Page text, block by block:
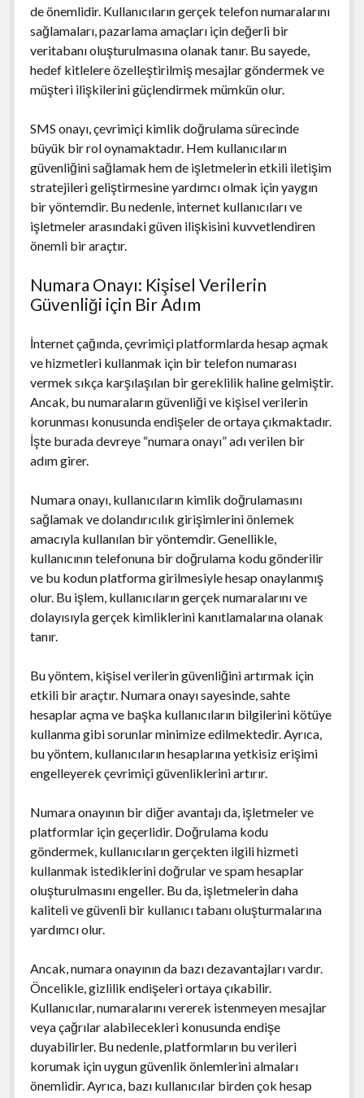
de önemlidir. Kullanıcıların gerçek telefon numaralarını
sağlamaları, pazarlama amaçları için değerli bir
veritabanı oluşturulmasına olanak tanır. Bu sayede,
hedef kitlelere özelleştirilmiş mesajlar göndermek ve
müşteri ilişkilerini güçlendirmek mümkün olur.
SMS onayı, çevrimiçi kimlik doğrulama sürecinde
büyük bir rol oynamaktadır. Hem kullanıcıların
güvenliğini sağlamak hem de işletmelerin etkili iletişim
stratejileri geliştirmesine yardımcı olmak için yaygın
bir yöntemdir. Bu nedenle, internet kullanıcıları ve
işletmeler arasındaki güven ilişkisini kuvvetlendiren
önemli bir araçtır.
Numara Onayı: Kişisel Verilerin
Güvenliği için Bir Adım
İnternet çağında, çevrimiçi platformlarda hesap açmak
ve hizmetleri kullanmak için bir telefon numarası
vermek sıkça karşılaşılan bir gereklilik haline gelmiştir.
Ancak, bu numaraların güvenliği ve kişisel verilerin
korunması konusunda endişeler de ortaya çıkmaktadır.
İşte burada devreye “numara onayı” adı verilen bir
adım girer.
Numara onayı, kullanıcıların kimlik doğrulamasını
sağlamak ve dolandırıcılık girişimlerini önlemek
amacıyla kullanılan bir yöntemdir. Genellikle,
kullanıcının telefonuna bir doğrulama kodu gönderilir
ve bu kodun platforma girilmesiyle hesap onaylanmış
olur. Bu işlem, kullanıcıların gerçek numaralarını ve
dolayısıyla gerçek kimliklerini kanıtlamalarına olanak
tanır.
Bu yöntem, kişisel verilerin güvenliğini artırmak için
etkili bir araçtır. Numara onayı sayesinde, sahte
hesaplar açma ve başka kullanıcıların bilgilerini kötüye
kullanma gibi sorunlar minimize edilmektedir. Ayrıca,
bu yöntem, kullanıcıların hesaplarına yetkisiz erişimi
engelleyerek çevrimiçi güvenliklerini artırır.
Numara onayının bir diğer avantajı da, işletmeler ve
platformlar için geçerlidir. Doğrulama kodu
göndermek, kullanıcıların gerçekten ilgili hizmeti
kullanmak istediklerini doğrular ve spam hesaplar
oluşturulmasını engeller. Bu da, işletmelerin daha
kaliteli ve güvenli bir kullanıcı tabanı oluşturmalarına
yardımcı olur.
Ancak, numara onayının da bazı dezavantajları vardır.
Öncelikle, gizlilik endişeleri ortaya çıkabilir.
Kullanıcılar, numaralarını vererek istenmeyen mesajlar
veya çağrılar alabilecekleri konusunda endişe
duyabilirler. Bu nedenle, platformların bu verileri
korumak için uygun güvenlik önlemlerini almaları
önemlidir. Ayrıca, bazı kullanıcılar birden çok hesap